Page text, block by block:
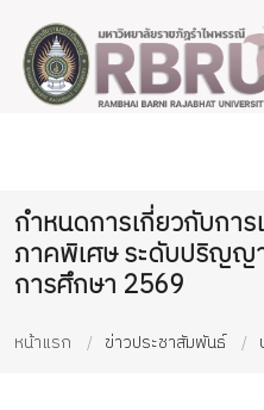
กำหนดการเกี่ยวกับกา
ภาคพิเศษ ระดับปริญญ
การศึกษา 2569
หน้าแรก ข่าวประชาสัมพันธ์